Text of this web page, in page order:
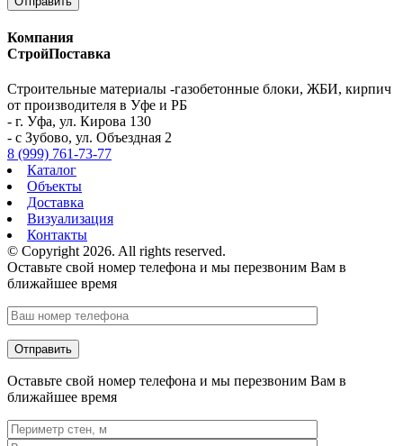
Компания
СтройПоставка
Строительные материалы -газобетонные блоки, ЖБИ, кирпич
от производителя в Уфе и РБ
- г. Уфа, ул. Кирова 130
- с Зубово, ул. Объездная 2
8 (999) 761-73-77
Каталог
Объекты
Доставка
Визуализация
Контакты
© Copyright 2026. All rights reserved.
Оставьте свой номер телефона и мы перезвоним Вам в
ближайшее время
Оставьте свой номер телефона и мы перезвоним Вам в
ближайшее время